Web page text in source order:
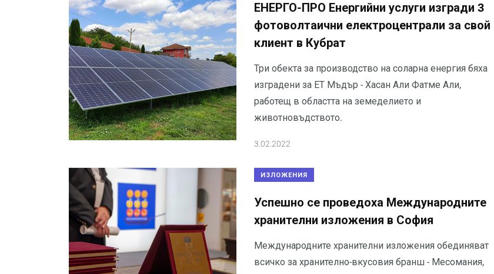
ЕНЕРГО-ПРО Енергийни услуги изгради 3
фотоволтаични електроцентрали за свой
клиент в Кубрат
Три обекта за производство на соларна енергия бяха
изградени за ЕТ Мъдър - Хасан Али Фатме Али,
работещ в областта на земеделието и
животновъдството.
3.02.2022
ИЗЛОЖЕНИЯ
Успешно се проведоха Международните
хранителни изложения в София
Международните хранителни изложения обединяват
всичко за хранително-вкусовия бранш - Месомания,